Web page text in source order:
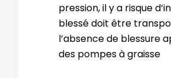
pression, il y a risque
blessé doit être
l’absence de blessure
des pompes à graisse